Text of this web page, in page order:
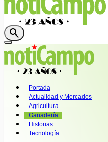
search
Portada
Actualidad y Mercados
Agricultura
Ganadería
Historias
Tecnología